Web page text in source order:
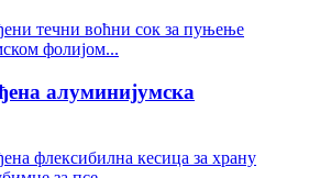
алуминијумска